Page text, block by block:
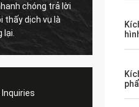
trả lời
vụ là
tìm kiếm lời